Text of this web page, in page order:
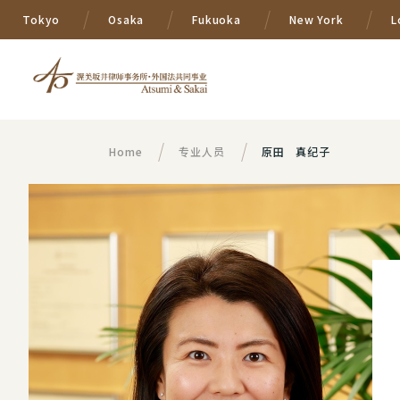
Tokyo Osaka Fukuoka New York
Home 专业人员 原田 真纪子